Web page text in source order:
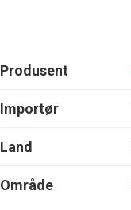
Produsent
Importør
Land
Område